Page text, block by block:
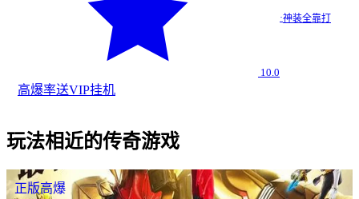
10.0
·神装全靠打
高爆率送VIP挂机
玩法相近的传奇游戏
正版高爆